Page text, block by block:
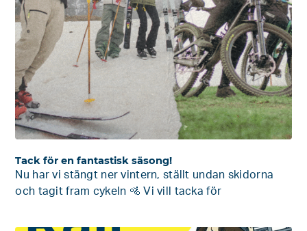
Tack för en fantastisk säsong!
Nu har vi stängt ner vintern, ställt undan skidorna
och tagit fram cykeln 🚵 Vi vill tacka för